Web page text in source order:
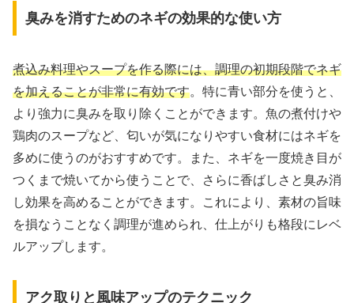
臭みを消すためのネギの効果的な使い方
煮込み料理やスープを作る際には、調理の初期段階でネギ
を加えることが非常に有効です。特に青い部分を使うと、
より強力に臭みを取り除くことができます。魚の煮付けや
鶏肉のスープなど、匂いが気になりやすい食材にはネギを
多めに使うのがおすすめです。また、ネギを一度焼き目が
つくまで焼いてから使うことで、さらに香ばしさと臭み消
し効果を高めることができます。これにより、素材の旨味
を損なうことなく調理が進められ、仕上がりも格段にレベ
ルアップします。
アク取りと風味アップのテクニック